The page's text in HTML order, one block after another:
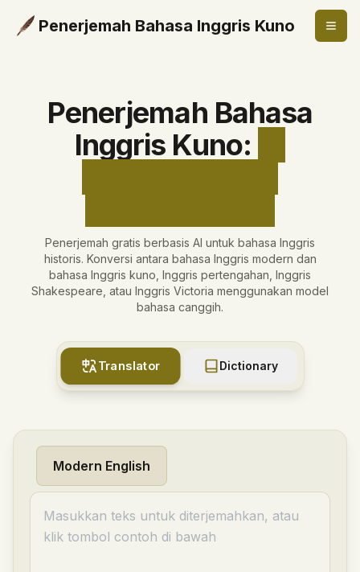
Penerjemah Bahasa Inggris Kuno
Penerjemah Bahasa
Inggris Kuno:
Penerjemah gratis berbasis AI untuk bahasa Inggris
historis. Konversi antara bahasa Inggris modern dan
bahasa Inggris kuno, Inggris pertengahan, Inggris
Shakespeare, atau Inggris Victoria menggunakan model
bahasa canggih.
Translator Dictionary
Modern English